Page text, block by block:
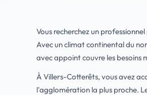
Vous recherchez un
Avec un climat continental du
avec appoint couvre les besoins
À Villers-Cotterêts, vous avez
l'agglomération la plus proche.